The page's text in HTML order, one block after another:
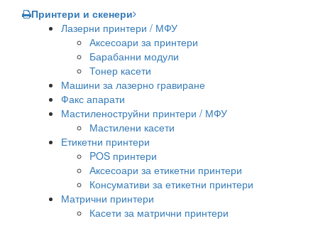
Принтери и скенери
Лазерни принтери / МФУ
Аксесоари за принтери
Барабанни модули
Тонер касети
Машини за лазерно гравиране
Факс апарати
Мастиленоструйни принтери / МФУ
Мастилени касети
Етикетни принтери
POS принтери
Аксесоари за етикетни принтери
Консумативи за етикетни принтери
Матрични принтери
Касети за матрични принтери